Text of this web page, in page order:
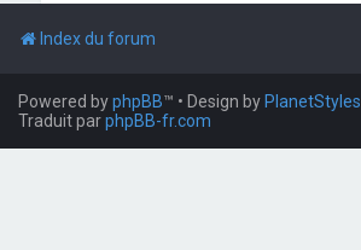
Index du forum
Powered byphpBB™ • Design by PlanetStyles
Traduit parphpBB-fr.com